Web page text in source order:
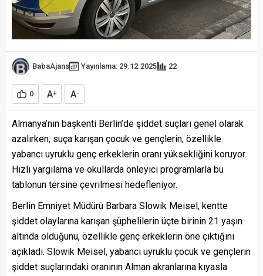
BabaAjans Yayınlama: 29.12.2025 22
0 A+ A-
Almanya’nın başkenti Berlin’de şiddet suçları genel olarak
azalırken, suça karışan çocuk ve gençlerin, özellikle
yabancı uyruklu genç erkeklerin oranı yüksekliğini koruyor.
Hızlı yargılama ve okullarda önleyici programlarla bu
tablonun tersine çevrilmesi hedefleniyor.
Berlin Emniyet Müdürü Barbara Slowik Meisel, kentte
şiddet olaylarına karışan şüphelilerin üçte birinin 21 yaşın
altında olduğunu, özellikle genç erkeklerin öne çıktığını
açıkladı. Slowik Meisel, yabancı uyruklu çocuk ve gençlerin
şiddet suçlarındaki oranının Alman akranlarına kıyasla